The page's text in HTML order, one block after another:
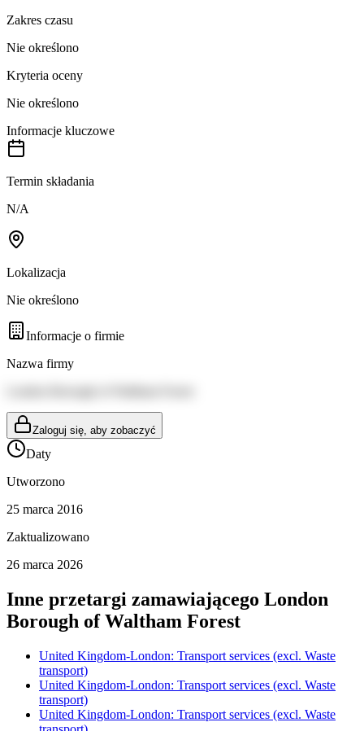
Zakres czasu
Nie określono
Kryteria oceny
Nie określono
Informacje kluczowe
Termin składania
N/A
Lokalizacja
Nie określono
Informacje o firmie
Nazwa firmy
Zaloguj się, aby zobaczyć
Daty
Utworzono
25 marca 2016
Zaktualizowano
26 marca 2026
Inne przetargi zamawiającego London
Borough of Waltham Forest
United Kingdom-London: Transport services (excl. Waste
transport)
United Kingdom-London: Transport services (excl. Waste
transport)
United Kingdom-London: Transport services (excl. Waste